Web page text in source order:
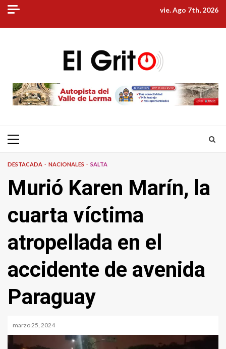
Skip
content
vie. Ago 7th, 2026
Primary
DESTACADA NACIONALES SALTA
Murió Karen Marín, la
cuarta víctima
atropellada en el
accidente de avenida
Paraguay
marzo 25, 2024